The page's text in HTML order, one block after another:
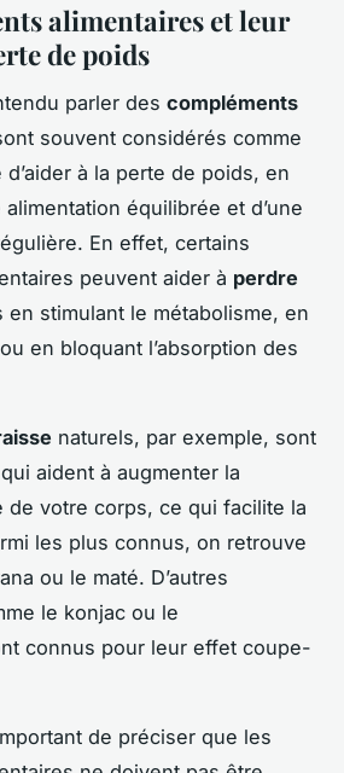
alimentaires et leur
de poids
parler des compléments
souvent considérés comme
à la perte de poids, en
alimentation équilibrée et d’une
En effet, certains
peuvent aider à perdre
en stimulant le métabolisme, en
en bloquant l’absorption des
naturels, par exemple, sont
aident à augmenter la
de votre corps, ce qui facilite la
les plus connus, on retrouve
ou le maté. D’autres
le konjac ou le
connus pour leur effet coupe-
de préciser que les